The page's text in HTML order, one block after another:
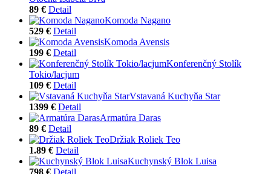
89 € Detail
Komoda Nagano
529 € Detail
Komoda Avensis
199 € Detail
Konferenčný Stolík
Tokio/lacjum
109 € Detail
Vstavaná Kuchyňa Star
1399 € Detail
Armatúra Daras
89 € Detail
Držiak Roliek Teo
1.89 € Detail
Kuchynský Blok Luisa
798 € Detail